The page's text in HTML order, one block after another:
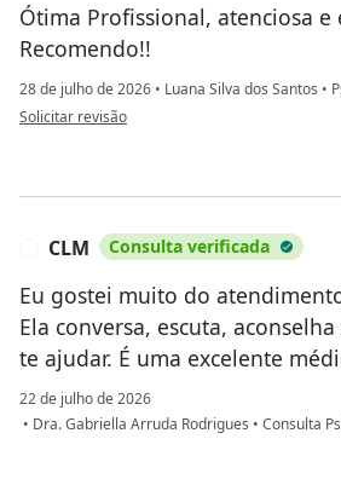
Ótima Profissional, atenciosa e
Recomendo!!
28 de julho de 2026 • Luana Silva dos Santos •
na opinião do utilizador NLT
Solicitar revisão
CLM Consulta verificada
Eu gostei muito do
Ela conversa, escuta,
te ajudar. É uma excelente
22 de julho de 2026
• Dra. Gabriella Arruda Rodrigues • Consulta